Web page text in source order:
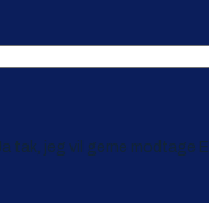
tak, jeg vil gerne modtage